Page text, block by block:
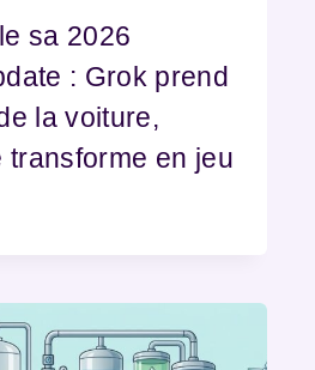
sa 2026
: Grok prend
la voiture,
transforme en jeu